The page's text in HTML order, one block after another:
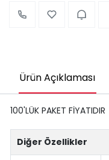
Ürün Açıklaması
100'LÜK PAKET FİYATIDIR
Diğer Özellikler